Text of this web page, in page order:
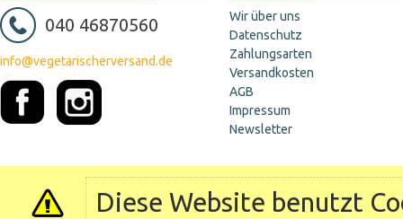
040 46870560
info@vegetarischerversand.de
Wir über uns
Datenschutz
Zahlungsarten
Versandkosten
AGB
Impressum
Newsletter
Diese Website benutzt